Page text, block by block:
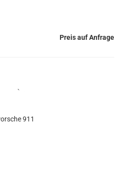
Preis auf Anfrage
911